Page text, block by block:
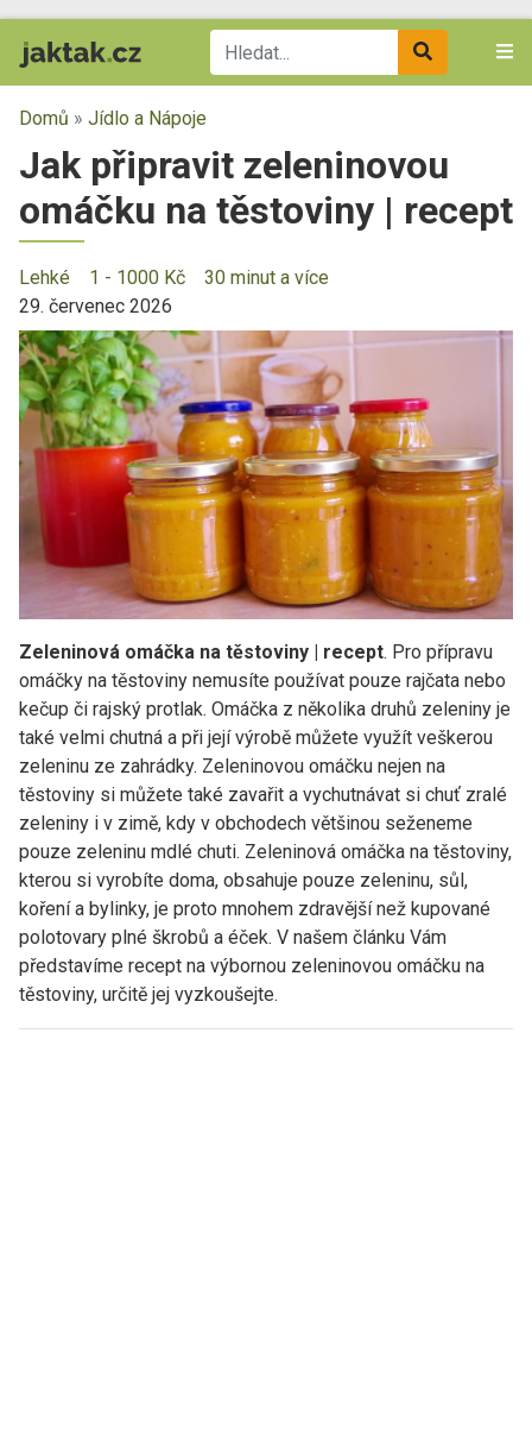
Domů » Jídlo a Nápoje
Jak připravit zeleninovou
omáčku na těstoviny | recept
Lehké 1 - 1000 Kč
30 minut a více
29. červenec 2026
Zeleninová omáčka na těstoviny | recept. Pro přípravu
omáčky na těstoviny nemusíte používat pouze rajčata nebo
kečup či rajský protlak. Omáčka z několika druhů zeleniny je
také velmi chutná a při její výrobě můžete využít veškerou
zeleninu ze zahrádky. Zeleninovou omáčku nejen na
těstoviny si můžete také zavařit a vychutnávat si chuť zralé
zeleniny i v zimě, kdy v obchodech většinou seženeme
pouze zeleninu mdlé chuti. Zeleninová omáčka na těstoviny,
kterou si vyrobíte doma, obsahuje pouze zeleninu, sůl,
koření a bylinky, je proto mnohem zdravější než kupované
polotovary plné škrobů a éček. V našem článku Vám
představíme recept na výbornou zeleninovou omáčku na
těstoviny, určitě jej vyzkoušejte.